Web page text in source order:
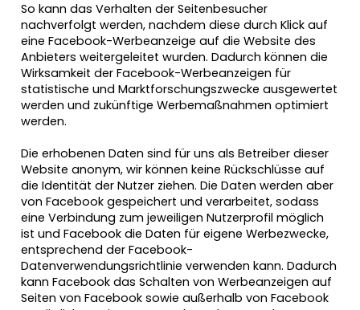
So kann das Verhalten der Seitenbesucher
nachverfolgt werden, nachdem diese durch Klick auf
eine Facebook-Werbeanzeige auf die Website des
Anbieters weitergeleitet wurden. Dadurch können die
Wirksamkeit der Facebook-Werbeanzeigen für
statistische und Marktforschungszwecke ausgewertet
werden und zukünftige Werbemaßnahmen optimiert
werden.
Die erhobenen Daten sind für uns als Betreiber dieser
Website anonym, wir können keine Rückschlüsse auf
die Identität der Nutzer ziehen. Die Daten werden aber
von Facebook gespeichert und verarbeitet, sodass
eine Verbindung zum jeweiligen Nutzerprofil möglich
ist und Facebook die Daten für eigene Werbezwecke,
entsprechend der Facebook-
Datenverwendungsrichtlinie verwenden kann. Dadurch
kann Facebook das Schalten von Werbeanzeigen auf
Seiten von Facebook sowie außerhalb von Facebook